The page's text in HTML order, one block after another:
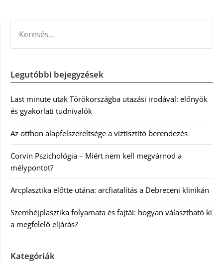
Legutóbbi bejegyzések
Last minute utak Törökországba utazási irodával: előnyök
és gyakorlati tudnivalók
Az otthon alapfelszereltsége a víztisztító berendezés
Corvin Pszichológia – Miért nem kell megvárnod a
mélypontot?
Arcplasztika előtte utána: arcfiatalítás a Debreceni klinikán
Szemhéjplasztika folyamata és fajtái: hogyan választható ki
a megfelelő eljárás?
Kategóriák